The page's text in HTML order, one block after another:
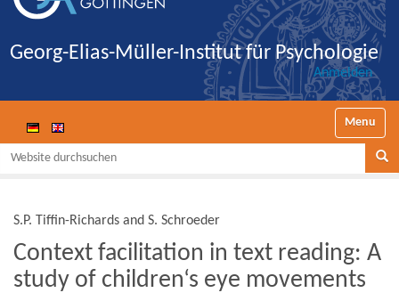
Georg-Elias-Müller-Institut für Psychologie
Anmelden
Website durchsuchen
S.P. Tiffin-Richards and S. Schroeder
Context facilitation in text reading: A
study of children‘s eye movements